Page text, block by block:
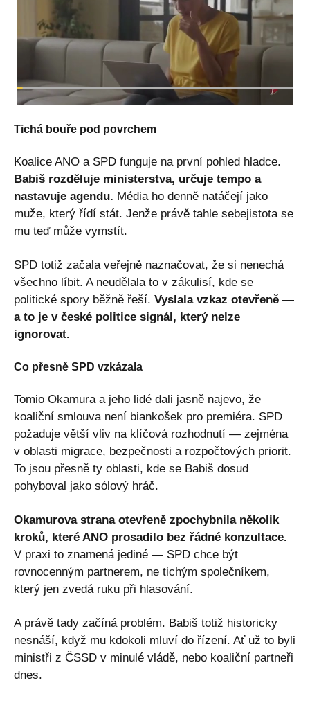
Tichá bouře pod povrchem
Koalice ANO a SPD funguje na první pohled hladce.
Babiš rozděluje ministerstva, určuje tempo a
nastavuje agendu. Média ho denně natáčejí jako
muže, který řídí stát. Jenže právě tahle sebejistota se
mu teď může vymstít.
SPD totiž začala veřejně naznačovat, že si nenechá
všechno líbit. A neudělala to v zákulisí, kde se
politické spory běžně řeší. Vyslala vzkaz otevřeně —
a to je v české politice signál, který nelze
ignorovat.
Co přesně SPD vzkázala
Tomio Okamura a jeho lidé dali jasně najevo, že
koaliční smlouva není biankošek pro premiéra. SPD
požaduje větší vliv na klíčová rozhodnutí — zejména
v oblasti migrace, bezpečnosti a rozpočtových priorit.
To jsou přesně ty oblasti, kde se Babiš dosud
pohyboval jako sólový hráč.
Okamurova strana otevřeně zpochybnila několik
kroků, které ANO prosadilo bez řádné konzultace.
V praxi to znamená jediné — SPD chce být
rovnocenným partnerem, ne tichým společníkem,
který jen zvedá ruku při hlasování.
A právě tady začíná problém. Babiš totiž historicky
nesnáší, když mu kdokoli mluví do řízení. Ať už to byli
ministři z ČSSD v minulé vládě, nebo koaliční partneři
dnes.